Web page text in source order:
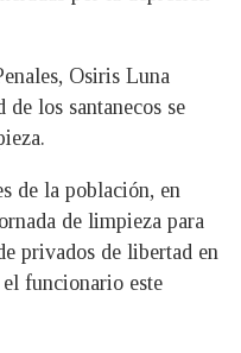
Osiris Luna
de los santanecos se
de la población, en
de limpieza para
privados de libertad en
funcionario este